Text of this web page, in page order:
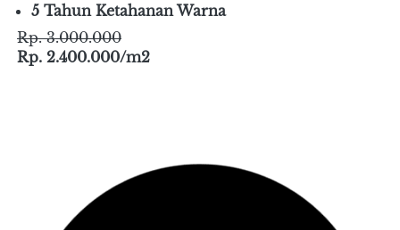
Bahan Lebih Ringan
Dilapisi Porcelain
Tahan Goncangan
5 Tahun Ketahanan Warna